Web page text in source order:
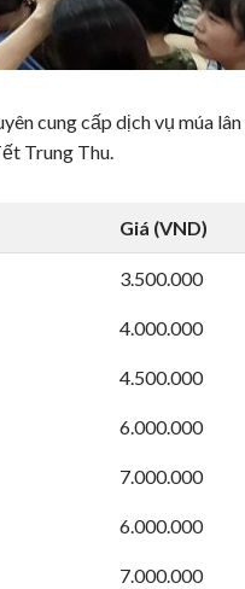
cung cấp dịch vụ múa lân
Trung Thu.
Giá (VND)
3.500.000
4.000.000
4.500.000
6.000.000
7.000.000
6.000.000
7.000.000